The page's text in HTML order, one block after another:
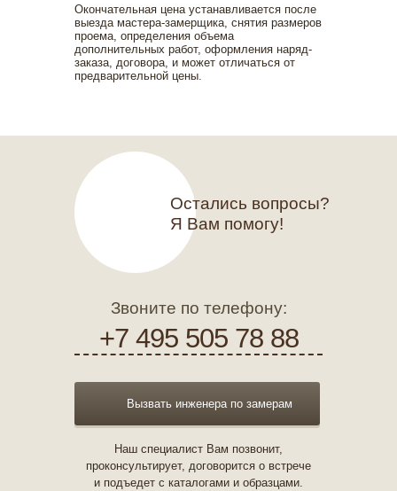
Окончательная цена устанавливается после
выезда мастера-замерщика, снятия размеров
проема, определения объема
дополнительных работ, оформления наряд-
заказа, договора, и может отличаться от
предварительной цены.
Остались вопросы?
Я Вам помогу!
Звоните по телефону:
+7 495 505 78 88
Вызвать инженера по замерам
Наш специалист Вам позвонит,
проконсультирует, договорится о встрече
и подъедет с каталогами и образцами.